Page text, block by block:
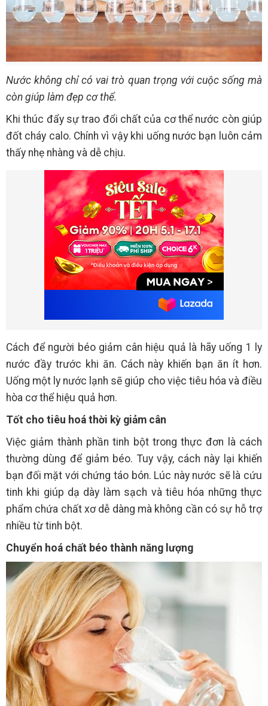
Nước không chỉ có vai trò quan trọng với cuộc sống mà
còn giúp làm đẹp cơ thể.
Khi thúc đẩy sự trao đổi chất của cơ thể nước còn giúp
đốt cháy calo. Chính vì vậy khi uống nước bạn luôn cảm
thấy nhẹ nhàng và dễ chịu.
Cách để người béo giảm cân hiệu quả là hãy uống 1 ly
nước đầy trước khi ăn. Cách này khiến bạn ăn ít hơn.
Uống một ly nước lạnh sẽ giúp cho việc tiêu hóa và điều
hòa cơ thể hiệu quả hơn.
Tốt cho tiêu hoá thời kỳ giảm cân
Việc giảm thành phần tinh bột trong thực đơn là cách
thường dùng để giảm béo. Tuy vậy, cách này lại khiến
bạn đối mặt với chứng táo bón. Lúc này nước sẽ là cứu
tinh khi giúp dạ dày làm sạch và tiêu hóa những thực
phẩm chứa chất xơ dễ dàng mà không cần có sự hỗ trợ
nhiều từ tinh bột.
Chuyển hoá chất béo thành năng lượng